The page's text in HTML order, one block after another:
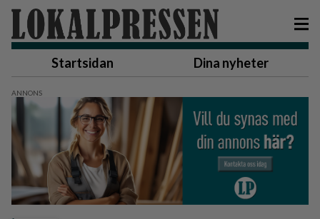
Startsidan Dina nyheter